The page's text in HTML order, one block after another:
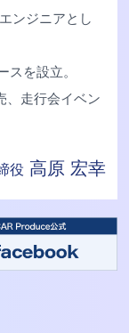
ンジニアとし
を設立。
、走行会イベン
役 高原 宏幸